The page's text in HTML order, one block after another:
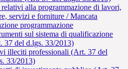
alla programmazione di lavori,
servizi e forniture / Mancata
programmazione
sul sistema di qualificazione
37 del d.lgs. 33/2013)
illeciti professionali (Art. 37 del
33/2013)